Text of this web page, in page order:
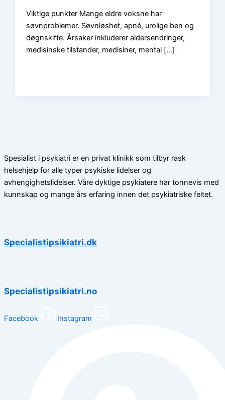
Viktige punkter Mange eldre voksne har
søvnproblemer. Søvnløshet, apné, urolige ben og
døgnskifte. Årsaker inkluderer aldersendringer,
medisinske tilstander, medisiner, mental […]
Spesialist i psykiatri er en privat klinikk som tilbyr rask
helsehjelp for alle typer psykiske lidelser og
avhengighetslidelser. Våre dyktige psykiatere har tonnevis med
kunnskap og mange års erfaring innen det psykiatriske feltet.
Specialistipsikiatri.dk
Specialistipsikiatri.no
Facebook Instagram